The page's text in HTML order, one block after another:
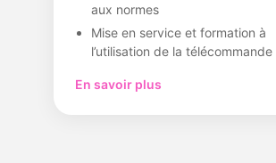
aux normes
Mise en service et formation à
l’utilisation de la télécommande
En savoir plus